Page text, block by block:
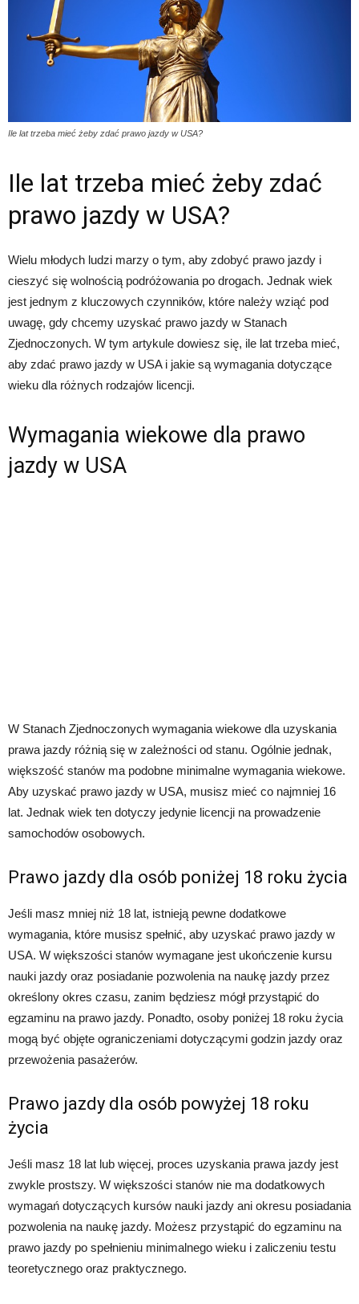
Ile lat trzeba mieć żeby zdać prawo jazdy w USA?
Ile lat trzeba mieć żeby zdać
prawo jazdy w USA?
Wielu młodych ludzi marzy o tym, aby zdobyć prawo jazdy i
cieszyć się wolnością podróżowania po drogach. Jednak wiek
jest jednym z kluczowych czynników, które należy wziąć pod
uwagę, gdy chcemy uzyskać prawo jazdy w Stanach
Zjednoczonych. W tym artykule dowiesz się, ile lat trzeba mieć,
aby zdać prawo jazdy w USA i jakie są wymagania dotyczące
wieku dla różnych rodzajów licencji.
Wymagania wiekowe dla prawo
jazdy w USA
W Stanach Zjednoczonych wymagania wiekowe dla uzyskania
prawa jazdy różnią się w zależności od stanu. Ogólnie jednak,
większość stanów ma podobne minimalne wymagania wiekowe.
Aby uzyskać prawo jazdy w USA, musisz mieć co najmniej 16
lat. Jednak wiek ten dotyczy jedynie licencji na prowadzenie
samochodów osobowych.
Prawo jazdy dla osób poniżej 18 roku życia
Jeśli masz mniej niż 18 lat, istnieją pewne dodatkowe
wymagania, które musisz spełnić, aby uzyskać prawo jazdy w
USA. W większości stanów wymagane jest ukończenie kursu
nauki jazdy oraz posiadanie pozwolenia na naukę jazdy przez
określony okres czasu, zanim będziesz mógł przystąpić do
egzaminu na prawo jazdy. Ponadto, osoby poniżej 18 roku życia
mogą być objęte ograniczeniami dotyczącymi godzin jazdy oraz
przewożenia pasażerów.
Prawo jazdy dla osób powyżej 18 roku
życia
Jeśli masz 18 lat lub więcej, proces uzyskania prawa jazdy jest
zwykle prostszy. W większości stanów nie ma dodatkowych
wymagań dotyczących kursów nauki jazdy ani okresu posiadania
pozwolenia na naukę jazdy. Możesz przystąpić do egzaminu na
prawo jazdy po spełnieniu minimalnego wieku i zaliczeniu testu
teoretycznego oraz praktycznego.